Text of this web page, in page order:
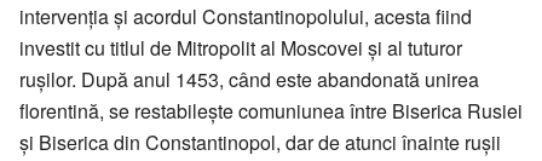
intervenţia şi acordul Constantinopolului, acesta fiind
investit cu titlul de Mitropolit al Moscovei şi al tuturor
ruşilor. După anul 1453, când este abandonată unirea
florentină, se restabileşte comuniunea între Biserica Rusiei
şi Biserica din Constantinopol, dar de atunci înainte ruşii